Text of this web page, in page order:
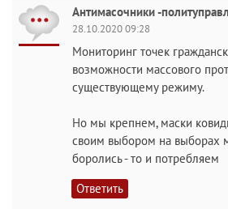
Антимасочники -
28.10.2020 09:28
Мониторинг точек
возможности массового
существующему режиму.
Но мы крепнем, маски
своим выбором на выборах
боролись - то и потребляем
Ответить